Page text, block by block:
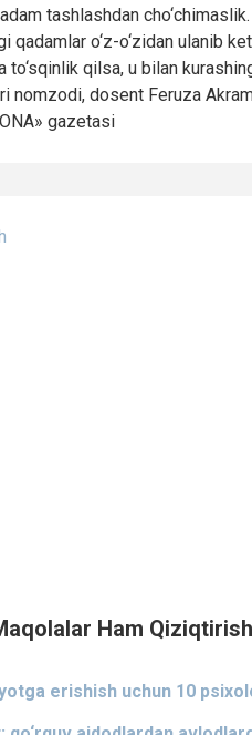
tashlashdan
qadamlar o‘z-o‘zidan ulanib
to‘sqinlik qilsa, u bilan
nomzodi, dosent Feruza
gazetasi
Ham
erishish uchun 10